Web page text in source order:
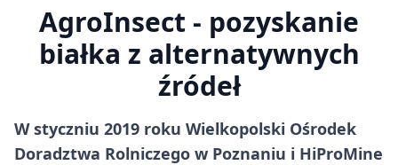
AgroInsect - pozyskanie
białka z alternatywnych
źródeł
W styczniu 2019 roku Wielkopolski Ośrodek
Doradztwa Rolniczego w Poznaniu i HiProMine